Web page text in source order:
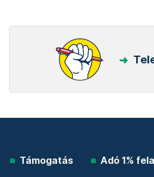
Támogatás Adó 1%